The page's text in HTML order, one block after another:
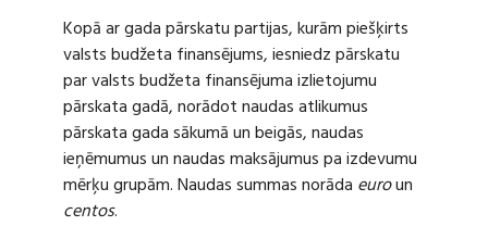
Kopā ar gada pārskatu partijas, kurām piešķirts
valsts budžeta finansējums, iesniedz pārskatu
par valsts budžeta finansējuma izlietojumu
pārskata gadā, norādot naudas atlikumus
pārskata gada sākumā un beigās, naudas
ieņēmumus un naudas maksājumus pa izdevumu
mērķu grupām. Naudas summas norāda euroun
centos.